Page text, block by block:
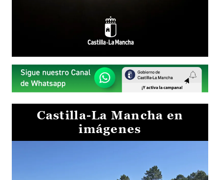
Castilla-La Mancha en
imágenes